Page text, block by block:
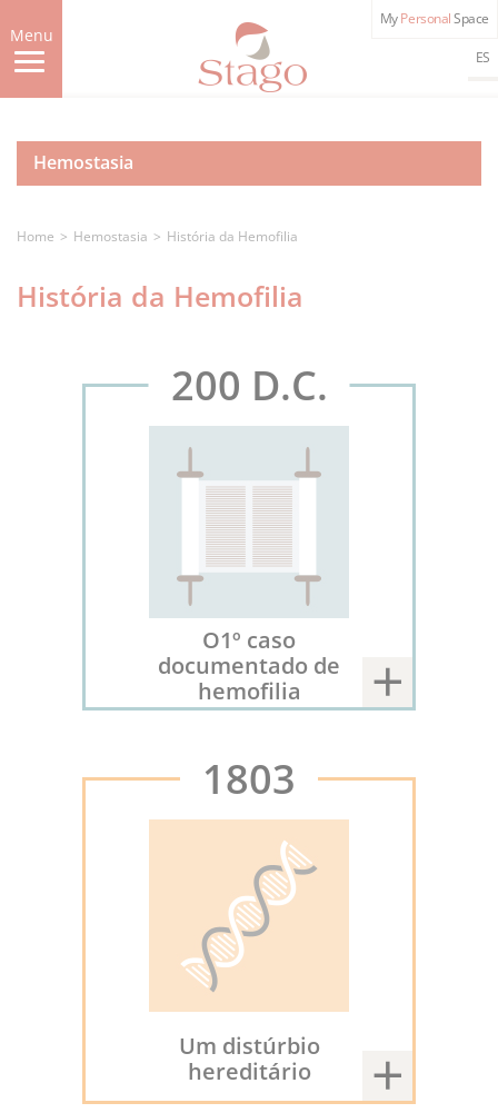
to
main
content
Menu
MyPersonalSpace
ES
Hemostasia
Home Hemostasia História da Hemofilia
História da Hemofilia
200 D.C.
O1º caso
documentado de
hemofilia
1803
Um distúrbio
hereditário